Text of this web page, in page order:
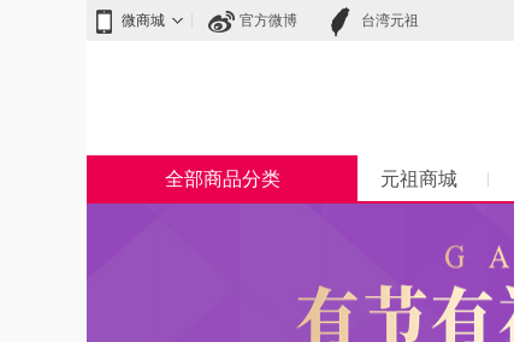
微商城 官方微博 台湾元祖
元祖商城
全部商品分类